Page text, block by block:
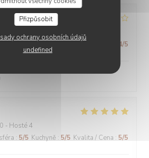
Přizpůsobit
ochrany osobních údajů
undefined
- Hosté 2
4/5
- Hosté 4
: 5/5 Kuchyně : 5/5 Kvalita / Cena : 5/5